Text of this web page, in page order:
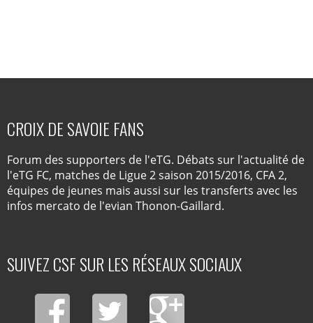
CROIX DE SAVOIE FANS
Forum des supporters de l'eTG. Débats sur l'actualité de
l'eTG FC, matches de Ligue 2 saison 2015/2016, CFA 2,
équipes de jeunes mais aussi sur les transferts avec les
infos mercato de l'evian Thonon-Gaillard.
SUIVEZ CSF SUR LES RÉSEAUX SOCIAUX